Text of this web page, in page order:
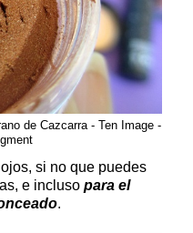
de Cazcarra - Ten Image -
si no que puedes
e incluso para el
.